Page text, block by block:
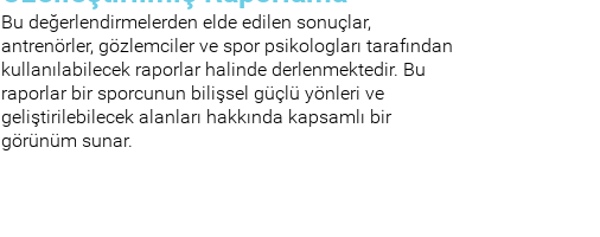
Bu değerlendirmelerden elde edilen sonuçlar,
antrenörler, gözlemciler ve spor psikologları tarafından
kullanılabilecek raporlar halinde derlenmektedir. Bu
raporlar bir sporcunun bilişsel güçlü yönleri ve
geliştirilebilecek alanları hakkında kapsamlı bir
görünüm sunar.